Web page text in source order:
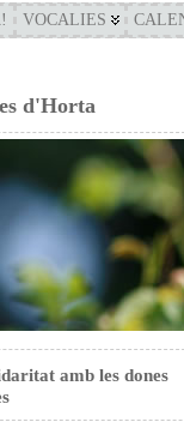
VOCALIES
d'Horta
amb les dones